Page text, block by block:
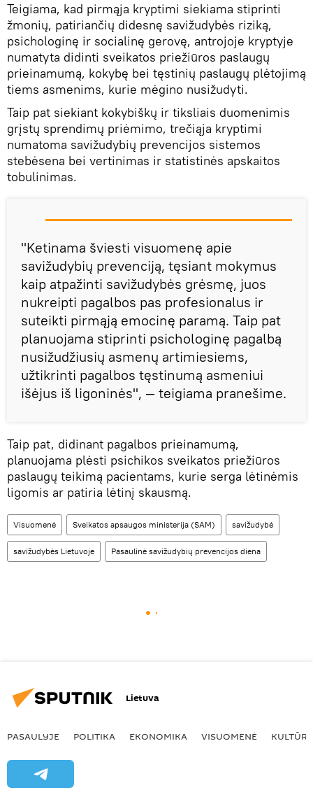
Teigiama, kad pirmąja kryptimi siekiama stiprinti
žmonių, patiriančių didesnę savižudybės riziką,
psichologinę ir socialinę gerovę, antrojoje kryptyje
numatyta didinti sveikatos priežiūros paslaugų
prieinamumą, kokybę bei tęstinių paslaugų plėtojimą
tiems asmenims, kurie mėgino nusižudyti.
Taip pat siekiant kokybiškų ir tiksliais duomenimis
grįstų sprendimų priėmimo, trečiąja kryptimi
numatoma savižudybių prevencijos sistemos
stebėsena bei vertinimas ir statistinės apskaitos
tobulinimas.
"Ketinama šviesti visuomenę apie
savižudybių prevenciją, tęsiant mokymus
kaip atpažinti savižudybės grėsmę, juos
nukreipti pagalbos pas profesionalus ir
suteikti pirmąją emocinę paramą. Taip pat
planuojama stiprinti psichologinę pagalbą
nusižudžiusių asmenų artimiesiems,
užtikrinti pagalbos tęstinumą asmeniui
išėjus iš ligoninės", — teigiama pranešime.
Taip pat, didinant pagalbos prieinamumą,
planuojama plėsti psichikos sveikatos priežiūros
paslaugų teikimą pacientams, kurie serga lėtinėmis
ligomis ar patiria lėtinį skausmą.
Visuomenė Sveikatos apsaugos ministerija (SAM) savižudybė
savižudybės Lietuvoje Pasaulinė savižudybių prevencijos diena
Lietuva
PASAULYJE POLITIKA EKONOMIKA VISUOMENĖ KULTŪRA